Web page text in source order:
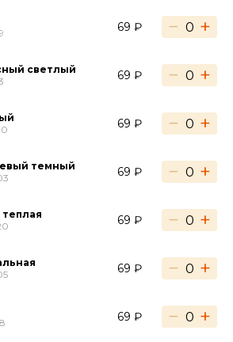
69 ₽ − +
светлый
69 ₽ − +
69 ₽ − +
темный
69 ₽ − +
теплая
69 ₽ − +
69 ₽ − +
69 ₽ − +